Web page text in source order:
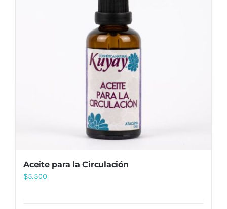
Aceite para la Circulación
$5.500